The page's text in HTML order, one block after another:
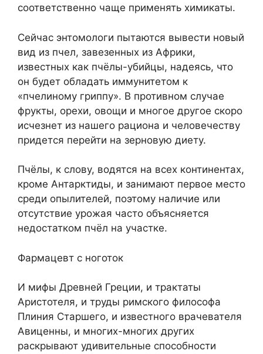
соответственно чаще применять химикаты.
Сейчас энтомологи пытаются вывести новый
вид из пчел, завезенных из Африки,
известных как пчёлы-убийцы, надеясь, что
он будет обладать иммунитетом к
«пчелиному гриппу». В противном случае
фрукты, орехи, овощи и многое другое скоро
исчезнет из нашего рациона и человечеству
придется перейти на зерновую диету.
Пчёлы, к слову, водятся на всех континентах,
кроме Антарктиды, и занимают первое место
среди опылителей, поэтому наличие или
отсутствие урожая часто объясняется
недостатком пчёл на участке.
Фармацевт с ноготок
И мифы Древней Греции, и трактаты
Аристотеля, и труды римского философа
Плиния Старшего, и известного врачевателя
Авиценны, и многих-многих других
раскрывают удивительные способности